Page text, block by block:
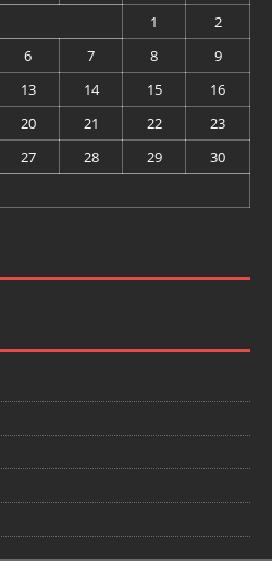
1
2
6 7 8
9
13 14 15
16
20 21 22
23
27 28 29
30